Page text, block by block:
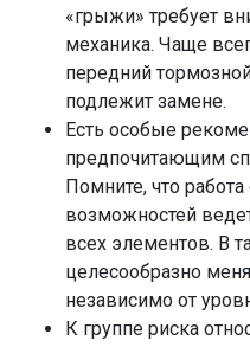
«грыжи» требует
механика. Чаще
передний
подлежит замене.
Есть особые
предпочитающим
Помните, что
возможностей
всех элементов. В
целесообразно
независимо от
К группе риска